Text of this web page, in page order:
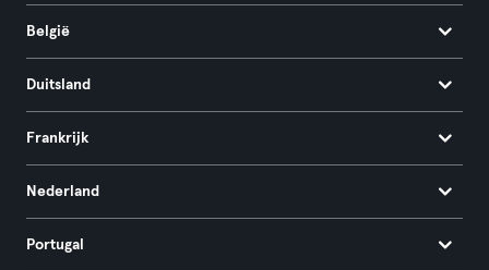
België
Duitsland
Frankrijk
Nederland
Portugal